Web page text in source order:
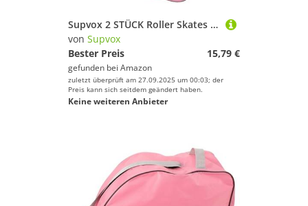
Supvox 2 STÜCK Roller Skates Tasche Dreieckiger Tragetasche Robuste Rollschuhtasche Praktisch für Damen Herren Eislaufen Inliner Lagerung und Transport
von Supvox
Bester Preis
15,79 €
gefunden bei Amazon
zuletzt überprüft am 27.09.2025 um 00:03; der
Preis kann sich seitdem geändert haben.
Keine weiteren Anbieter